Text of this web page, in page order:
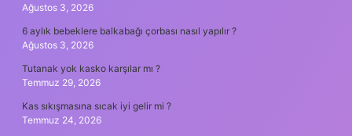
Ağustos 3, 2026
6 aylık bebeklere balkabağı çorbası nasıl yapılır ?
Ağustos 3, 2026
Tutanak yok kasko karşılar mı ?
Temmuz 29, 2026
Kas sıkışmasına sıcak iyi gelir mi ?
Temmuz 24, 2026